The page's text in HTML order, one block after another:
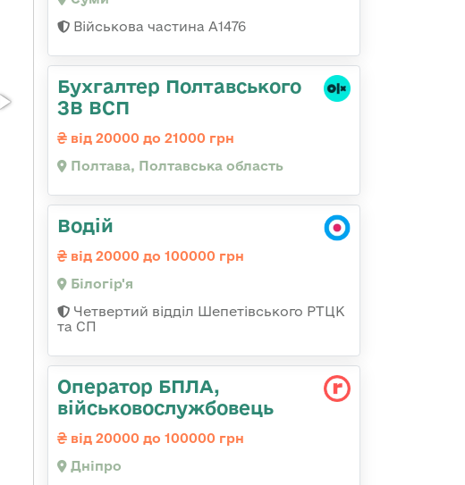
Військова частина А1476
Бухгалтер Полтавського
ЗВ ВСП
від 20000 до 21000 грн
Полтава, Полтавська область
Водій
від 20000 до 100000 грн
Білогір'я
Четвертий відділ Шепетівського РТЦК
та СП
Оператор БПЛА,
військовослужбовець
від 20000 до 100000 грн
Дніпро